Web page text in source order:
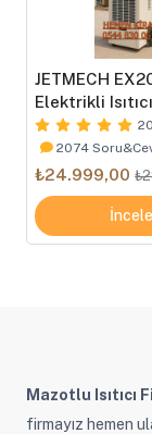
JETMECH
Elektrikli
2074
₺24.999,00
İncele
Mazotlu Isıtıcı
firmayız hemen